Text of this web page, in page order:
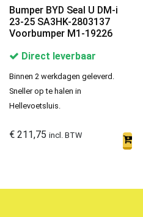
Bumper BYD Seal U DM-i
23-25 SA3HK-2803137
Voorbumper M1-19226
Direct leverbaar
Binnen 2 werkdagen geleverd.
Sneller op te halen in
Hellevoetsluis.
€ 211,75 incl. BTW